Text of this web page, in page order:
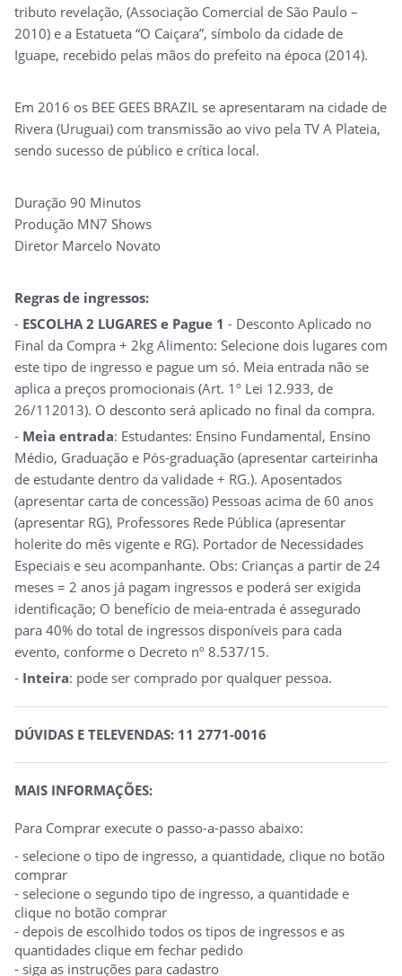
tributo revelação, (Associação Comercial de São Paulo –
2010) e a Estatueta “O Caiçara”, símbolo da cidade de
Iguape, recebido pelas mãos do prefeito na época (2014).
Em 2016 os BEE GEES BRAZIL se apresentaram na cidade de
Rivera (Uruguai) com transmissão ao vivo pela TV A Plateia,
sendo sucesso de público e crítica local.
Duração 90 Minutos
Produção MN7 Shows
Diretor Marcelo Novato
Regras de ingressos:
- ESCOLHA 2 LUGARES e Pague 1 - Desconto Aplicado no
Final da Compra + 2kg Alimento: Selecione dois lugares com
este tipo de ingresso e pague um só. Meia entrada não se
aplica a preços promocionais (Art. 1º Lei 12.933, de
26/112013). O desconto será aplicado no final da compra.
- Meia entrada: Estudantes: Ensino Fundamental, Ensino
Médio, Graduação e Pós-graduação (apresentar carteirinha
de estudante dentro da validade + RG.). Aposentados
(apresentar carta de concessão) Pessoas acima de 60 anos
(apresentar RG), Professores Rede Pública (apresentar
holerite do mês vigente e RG). Portador de Necessidades
Especiais e seu acompanhante. Obs: Crianças a partir de 24
meses = 2 anos já pagam ingressos e poderá ser exigida
identificação; O benefício de meia-entrada é assegurado
para 40% do total de ingressos disponíveis para cada
evento, conforme o Decreto nº 8.537/15.
- Inteira: pode ser comprado por qualquer pessoa.
DÚVIDAS E TELEVENDAS: 11 2771-0016
MAIS INFORMAÇÕES:
Para Comprar execute o passo-a-passo abaixo:
- selecione o tipo de ingresso, a quantidade, clique no botão
comprar
- selecione o segundo tipo de ingresso, a quantidade e
clique no botão comprar
- depois de escolhido todos os tipos de ingressos e as
quantidades clique em fechar pedido
- siga as instruções para cadastro